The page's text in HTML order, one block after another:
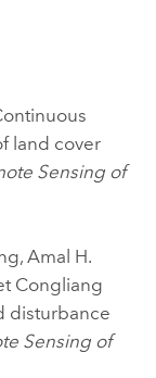
land cover
Sensing of
Amal H.
Congliang
disturbance
Sensing of